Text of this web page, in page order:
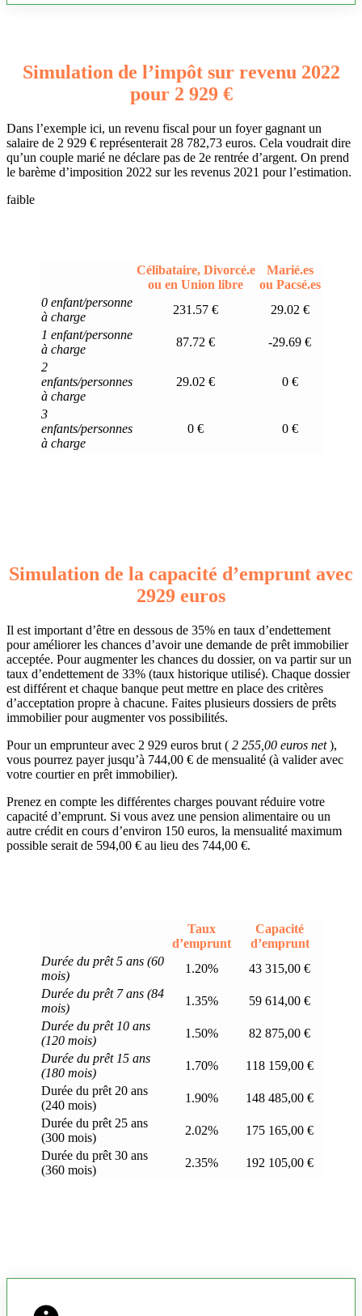
Simulation de l’impôt sur revenu 2022
pour 2 929 €
Dans l’exemple ici, un revenu fiscal pour un foyer gagnant un
salaire de 2 929 € représenterait 28 782,73 euros. Cela voudrait dire
qu’un couple marié ne déclare pas de 2e rentrée d’argent. On prend
le barème d’imposition 2022 sur les revenus 2021 pour l’estimation.
faible
Célibataire, Divorcé.e
ou en Union libre
Marié.es
ou Pacsé.es
0 enfant/personne
à charge
231.57 €
29.02 €
1 enfant/personne
à charge
87.72 €
-29.69 €
2
enfants/personnes
à charge
29.02 € 0 €
3
enfants/personnes
à charge
0 € 0 €
Simulation de la capacité d’emprunt avec
2929 euros
Il est important d’être en dessous de 35% en taux d’endettement
pour améliorer les chances d’avoir une demande de prêt immobilier
acceptée. Pour augmenter les chances du dossier, on va partir sur un
taux d’endettement de 33% (taux historique utilisé). Chaque dossier
est différent et chaque banque peut mettre en place des critères
d’acceptation propre à chacune. Faites plusieurs dossiers de prêts
immobilier pour augmenter vos possibilités.
Pour un emprunteur avec 2 929 euros brut ( 2 255,00 euros net),
vous pourrez payer jusqu’à 744,00 € de mensualité (à valider avec
votre courtier en prêt immobilier).
Prenez en compte les différentes charges pouvant réduire votre
capacité d’emprunt. Si vous avez une pension alimentaire ou un
autre crédit en cours d’environ 150 euros, la mensualité maximum
possible serait de 594,00 € au lieu des 744,00 €.
Taux
d’emprunt
Capacité
d’emprunt
Durée du prêt 5 ans (60
mois)
1.20%
43 315,00 €
Durée du prêt 7 ans (84
mois)
1.35%
59 614,00 €
Durée du prêt 10 ans
(120 mois)
1.50%
82 875,00 €
Durée du prêt 15 ans
(180 mois)
1.70%
118 159,00 €
Durée du prêt 20 ans
(240 mois)
1.90%
148 485,00 €
Durée du prêt 25 ans
(300 mois)
2.02%
175 165,00 €
Durée du prêt 30 ans
(360 mois)
2.35% 192 105,00 €